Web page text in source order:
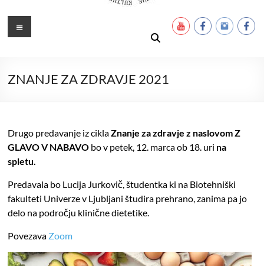
Ustanova Petra Pavla Glavarja
Meni
ZNANJE ZA ZDRAVJE 2021
Drugo predavanje iz ciklaZnanje za zdravje z naslovom Z
GLAVO V NABAVO bo v petek, 12. marca ob 18. uri na
spletu.
Predavala bo Lucija Jurkovič, študentka ki na Biotehniški
fakulteti Univerze v Ljubljani študira prehrano, zanima pa jo
delo na področju klinične dietetike.
Povezava Zoom